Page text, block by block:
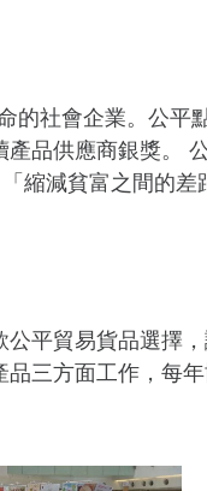
社會企業。公
品供應商銀獎。
縮減貧富之間的差
平貿易貨品選擇
三方面工作，每